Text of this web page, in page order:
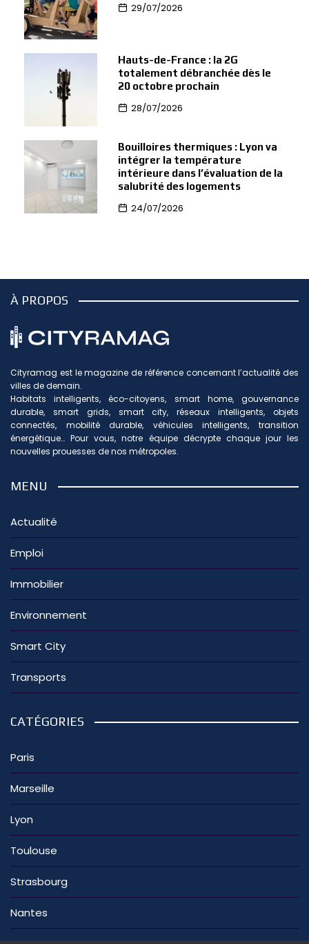
29/07/2026
Hauts-de-France : la 2G
totalement débranchée dès le
20 octobre prochain
28/07/2026
Bouilloires thermiques : Lyon va
intégrer la température
intérieure dans l’évaluation de la
salubrité des logements
24/07/2026
À PROPOS
Cityramag est le magazine de référence concernant l’actualité des
villes de demain.
Habitats intelligents, éco-citoyens, smart home, gouvernance
durable, smart grids, smart city, réseaux intelligents, objets
connectés, mobilité durable, véhicules intelligents, transition
énergétique… Pour vous, notre équipe décrypte chaque jour les
nouvelles prouesses de nos métropoles.
MENU
Actualité
Emploi
Immobilier
Environnement
Smart City
Transports
CATÉGORIES
Paris
Marseille
Lyon
Toulouse
Strasbourg
Nantes